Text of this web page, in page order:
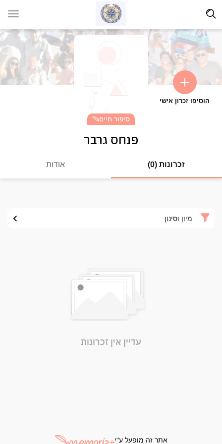
הוסיפו זכרון אישי
סיפור חיים
פנחס גרבר
זכרונות (0) אודות
מיון וסינון
עדיין אין זכרונות
אתר זה מופעל ע"י